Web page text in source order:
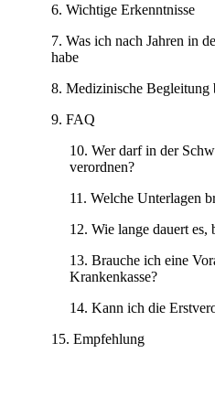
Wichtige Erkenntnisse
Was ich nach Jahren in
habe
Medizinische Begleitung
FAQ
Wer darf in der
verordnen?
Welche Unterlagen
Wie lange dauert
Brauche ich eine
Krankenkasse?
Kann ich die
Empfehlung